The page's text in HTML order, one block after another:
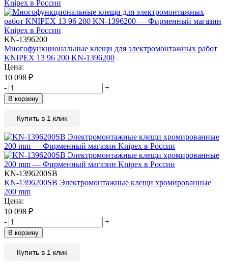
KN-1396200
Многофункциональные клещи для электромонтажных работ
KNIPEX 13 96 200 KN-1396200
Цена:
10 098 ₽
-
+
В корзину
Купить в 1 клик
KN-1396200SB
KN-1396200SB Электромонтажные клещи хромированные
200 mm
Цена:
10 098 ₽
-
+
В корзину
Купить в 1 клик